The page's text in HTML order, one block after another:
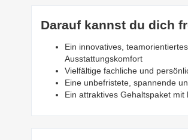
Darauf kannst du dich
Ein innovatives,
Ausstattungskomfort
Vielfältige fachliche und
Eine unbefristete, spannende
Ein attraktives Gehaltspaket